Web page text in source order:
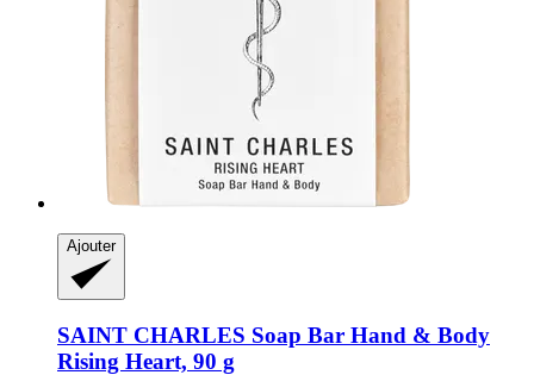
Ajouter
SAINT CHARLES Soap Bar Hand & Body
Rising Heart, 90 g